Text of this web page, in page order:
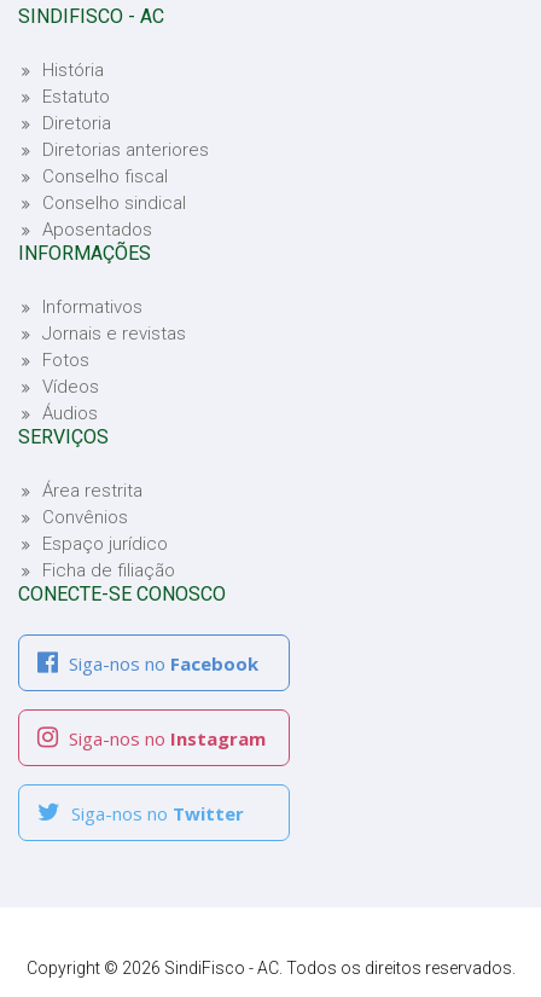
SINDIFISCO - AC
História
Estatuto
Diretoria
Diretorias anteriores
Conselho fiscal
Conselho sindical
Aposentados
INFORMAÇÕES
Informativos
Jornais e revistas
Fotos
Vídeos
Áudios
SERVIÇOS
Área restrita
Convênios
Espaço jurídico
Ficha de filiação
CONECTE-SE CONOSCO
Siga-nos no Facebook
Siga-nos no Instagram
Siga-nos no Twitter
Copyright © 2026 SindiFisco - AC. Todos os direitos reservados.